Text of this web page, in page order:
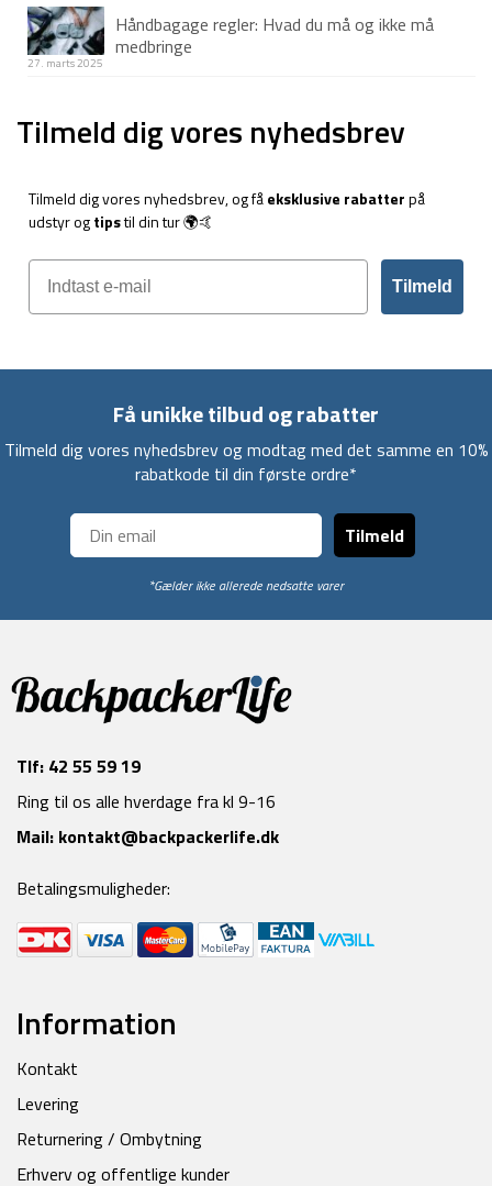
Håndbagage regler: Hvad du må og ikke må
medbringe
27. marts 2025
Tilmeld dig vores nyhedsbrev
Tilmeld dig vores nyhedsbrev, og fåeksklusive rabatterpå
udstyr ogtipstil din tur 🌍🤙
Tilmeld
Få unikke tilbud og rabatter
Tilmeld dig vores nyhedsbrev og modtag med det samme en 10%
rabatkode til din første ordre*
Tilmeld
*Gælder ikke allerede nedsatte varer
Tlf: 42 55 59 19
Ring til os alle hverdage fra kl 9-16
Mail: kontakt@backpackerlife.dk
Betalingsmuligheder:
Information
Kontakt
Levering
Returnering / Ombytning
Erhverv og offentlige kunder